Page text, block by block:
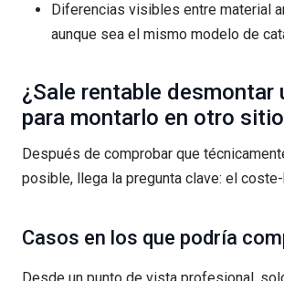
Diferencias visibles entre material
aunque sea el mismo modelo de
¿Sale rentable desmontar
para montarlo en otro
Después de comprobar que
posible, llega la pregunta clave: el
Casos en los que podría